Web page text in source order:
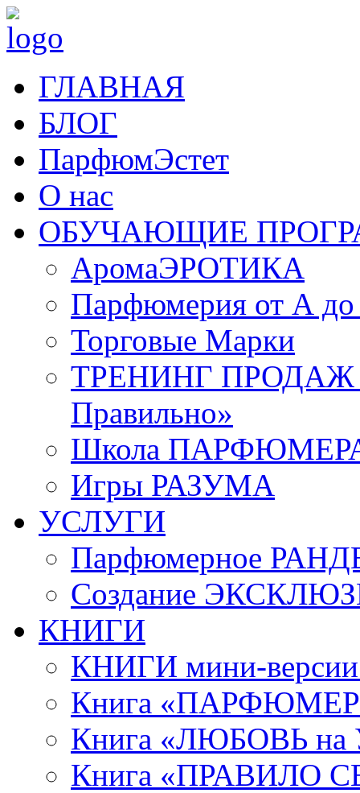
ГЛАВНАЯ
БЛОГ
ПарфюмЭстет
О нас
ОБУЧАЮЩИЕ
АромаЭРОТИКА
Парфюмерия от А
Торговые Марки
ТРЕНИНГ ПРОДАЖ
Правильно»
Школа
Игры РАЗУМА
УСЛУГИ
Парфюмерное
Создание
КНИГИ
КНИГИ мини-
Книга
Книга «ЛЮБОВЬ
Книга «ПРАВИЛО